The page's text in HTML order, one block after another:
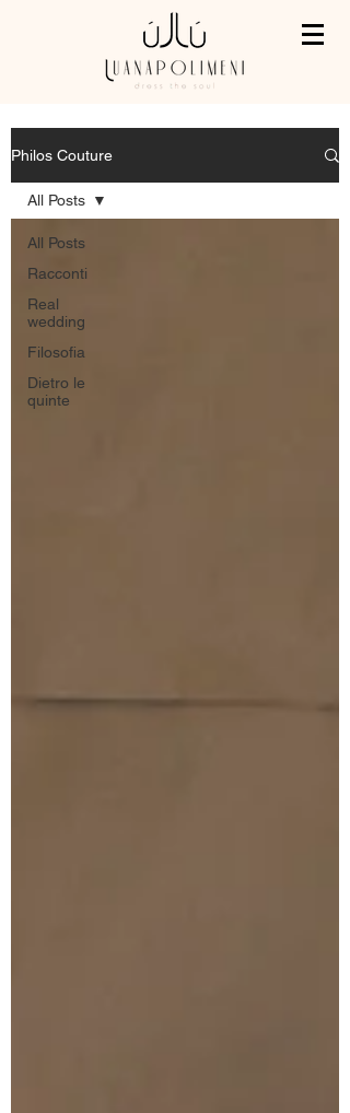
Philos Couture
All Posts
Racconti
Real
wedding
Filosofia
Dietro le
quinte
All Posts